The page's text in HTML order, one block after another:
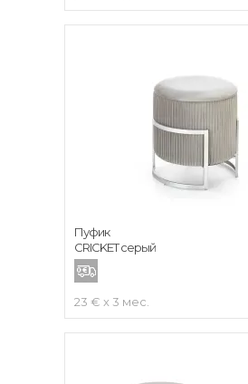
23 € x 3 мес.
Пуфик
CRICKET серый